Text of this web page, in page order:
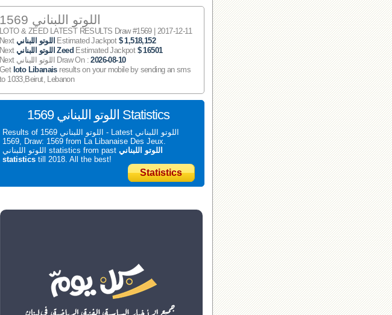
اللوتو اللبناني 1569
LOTO & ZEED LATEST RESULTS Draw #1569 | 2017-12-11
Next اللوتو اللبناني Estimated Jackpot $ 1,518,152
Next
اللوتو اللبناني Zeed Estimated Jackpot $ 16501
Next اللوتو اللبناني Draw On :2026-08-10
Get loto Libanaisresults on your mobile by sending an sms
to 1033,Beirut, Lebanon
اللوتو اللبناني 1569 Statistics
Results of اللوتو اللبناني 1569 - Latest اللوتو اللبناني
1569, Draw: 1569 from La Libanaise Des Jeux.
اللوتو اللبناني statistics from past اللوتو اللبناني
statistics till 2018. All the best!
Statistics